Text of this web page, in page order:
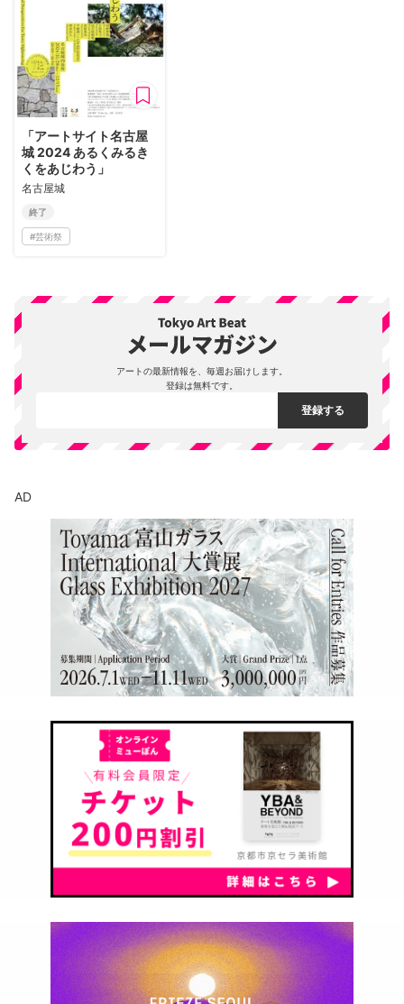
「アートサイト名古屋
城 2024 あるくみるき
くをあじわう」
名古屋城
終了
#芸術祭
アートの最新情報を、毎週お届けします。
登録は無料です。
AD